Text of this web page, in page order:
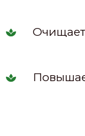
Очищает